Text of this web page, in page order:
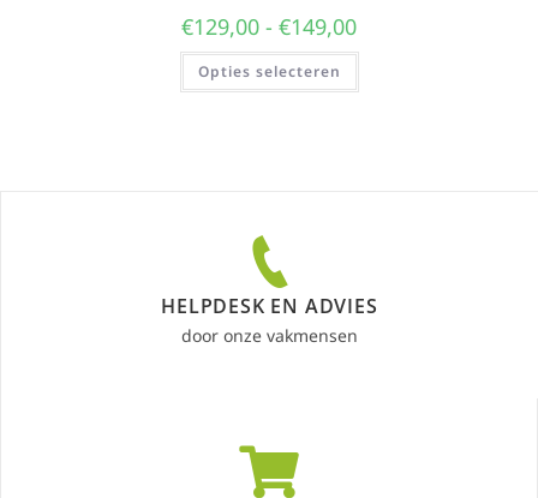
€129,00 - €149,00
Opties selecteren
HELPDESK EN ADVIES
door onze vakmensen